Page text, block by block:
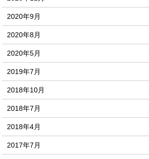
2020年9月
2020年8月
2020年5月
2019年7月
2018年10月
2018年7月
2018年4月
2017年7月